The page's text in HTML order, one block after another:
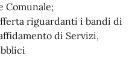
Comunale;
riguardanti i bandi di
di Servizi,